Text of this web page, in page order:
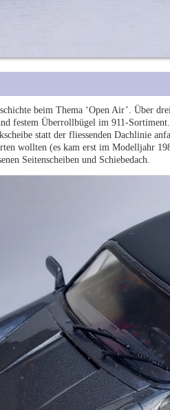
beim Thema ‘Open Air’. Über
festem Überrollbügel im 911-
statt der fliessenden Dachlinie
wollten (es kam erst im Modelljahr
Seitenscheiben und Schiebedach.